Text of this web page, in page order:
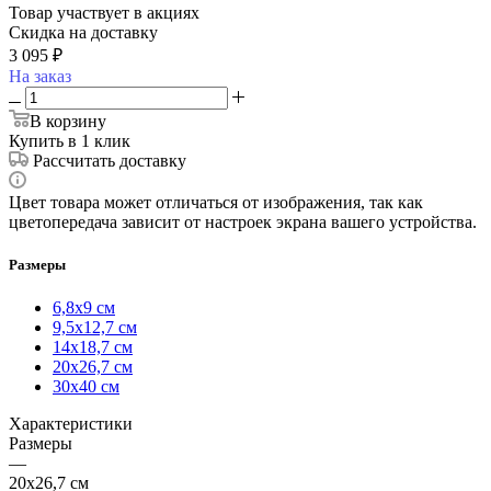
Товар участвует в акциях
Скидка на доставку
3 095 ₽
На заказ
В корзину
Купить в 1 клик
Рассчитать доставку
Цвет товара может отличаться от изображения, так как
цветопередача зависит от настроек экрана вашего устройства.
Размеры
6,8х9 см
9,5х12,7 см
14х18,7 см
20х26,7 см
30х40 см
Характеристики
Размеры
—
20х26,7 см